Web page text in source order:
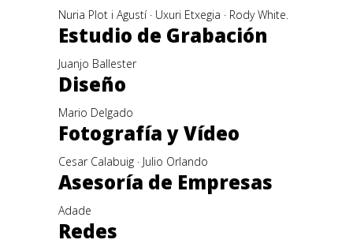
Nuria Plot i Agustí · Uxuri Etxegia · Rody White.
Estudio de Grabación
Juanjo Ballester
Diseño
Mario Delgado
Fotografía y Vídeo
Cesar Calabuig · Julio Orlando
Asesoría de Empresas
Adade
Redes